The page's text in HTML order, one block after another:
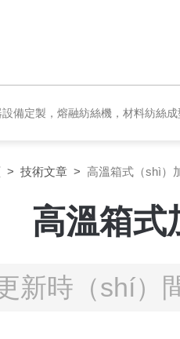
融紡絲機，材料紡絲成型設備，實驗反應設備，實驗（yàn）加熱爐，化（
> 技術文章 > 高溫箱式（shì）
高溫箱式
新時（shí